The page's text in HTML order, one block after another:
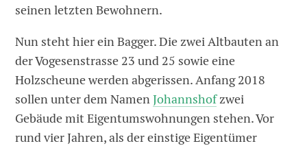
seinen letzten Bewohnern.
Nun steht hier ein Bagger. Die zwei Altbauten an
der Vogesenstrasse 23 und 25 sowie eine
Holzscheune werden abgerissen. Anfang 2018
sollen unter dem NamenJohannshofzwei
Gebäude mit Eigentumswohnungen stehen. Vor
rund vier Jahren, als der einstige Eigentümer